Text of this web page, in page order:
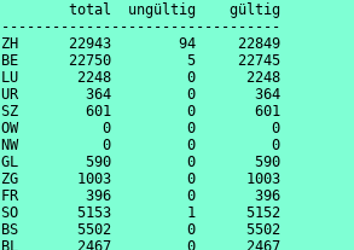
        total  ungültig    gültig
---------------------------------
ZH      22943        94     22849
BE      22750         5     22745
LU       2248         0      2248
UR        364         0       364
SZ        601         0       601
OW          0         0         0
NW          0         0         0
GL        590         0       590
ZG       1003         0      1003
FR        396         0       396
SO       5153         1      5152
BS       5502         0      5502
BL       2467         0      2467